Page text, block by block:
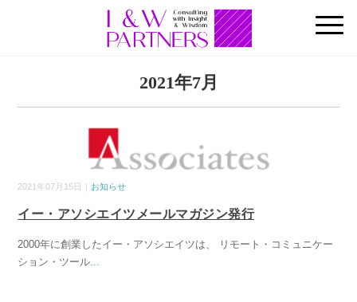
2021年7月
2021年07月15日｜ お知らせ
イー・アソシエイツメールマガジン発行
2000年に創業したイー・アソシエイツは、 リモート・コミュニケー
ション・ツール...